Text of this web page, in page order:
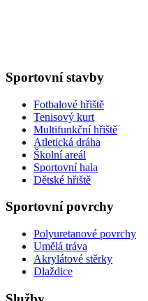
Sportovní stavby
Fotbalové hřiště
Tenisový kurt
Multifunkční hřiště
Atletická dráha
Školní areál
Sportovní hala
Dětské hřiště
Sportovní povrchy
Polyuretanové povrchy
Umělá tráva
Akrylátové stěrky
Dlaždice